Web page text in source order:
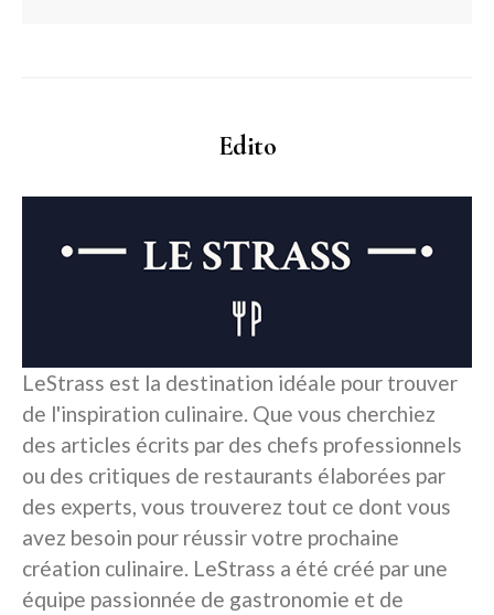
Edito
LeStrass est la destination idéale pour trouver
de l'inspiration culinaire. Que vous cherchiez
des articles écrits par des chefs professionnels
ou des critiques de restaurants élaborées par
des experts, vous trouverez tout ce dont vous
avez besoin pour réussir votre prochaine
création culinaire. LeStrass a été créé par une
équipe passionnée de gastronomie et de